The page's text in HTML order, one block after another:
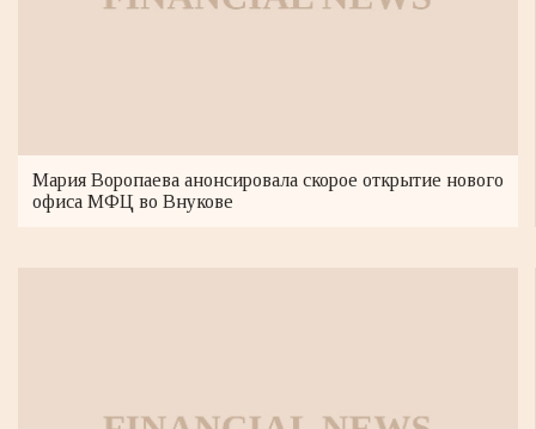
Мария Воропаева анонсировала скорое открытие нового
офиса МФЦ во Внукове